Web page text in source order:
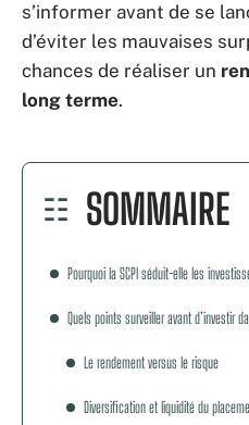
s’informer avant de se
d’éviter les mauvaises
chances de réaliser un
long terme.
SOMMAIRE
Pourquoi la SCPI séduit-elle les
Quels points surveiller avant d’investir
Le rendement versus le risque
Diversification et liquidité du